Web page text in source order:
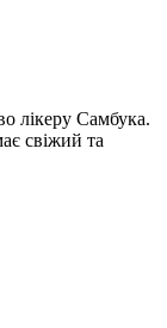
лікеру Самбука.
свіжий та